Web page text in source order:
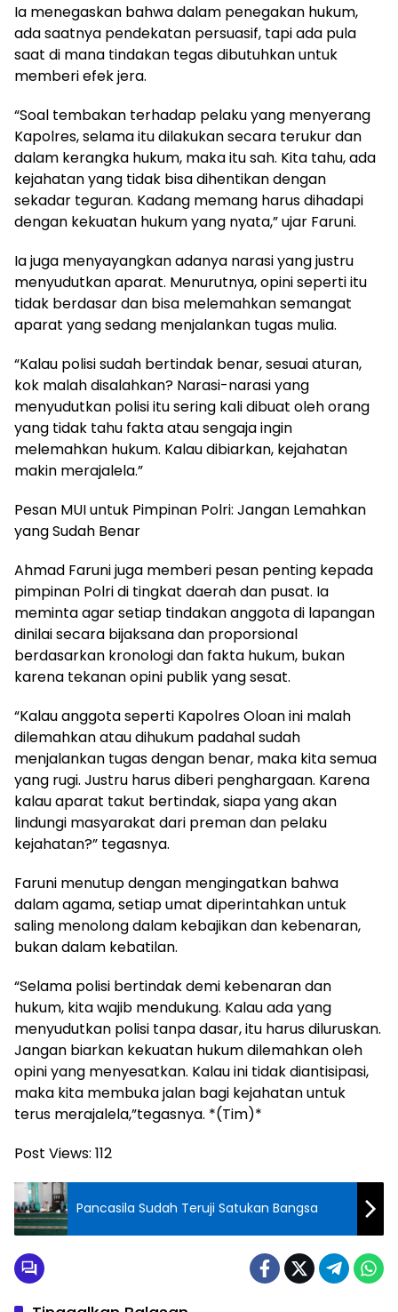
Ia menegaskan bahwa dalam penegakan hukum,
ada saatnya pendekatan persuasif, tapi ada pula
saat di mana tindakan tegas dibutuhkan untuk
memberi efek jera.
“Soal tembakan terhadap pelaku yang menyerang
Kapolres, selama itu dilakukan secara terukur dan
dalam kerangka hukum, maka itu sah. Kita tahu, ada
kejahatan yang tidak bisa dihentikan dengan
sekadar teguran. Kadang memang harus dihadapi
dengan kekuatan hukum yang nyata,” ujar Faruni.
Ia juga menyayangkan adanya narasi yang justru
menyudutkan aparat. Menurutnya, opini seperti itu
tidak berdasar dan bisa melemahkan semangat
aparat yang sedang menjalankan tugas mulia.
“Kalau polisi sudah bertindak benar, sesuai aturan,
kok malah disalahkan? Narasi-narasi yang
menyudutkan polisi itu sering kali dibuat oleh orang
yang tidak tahu fakta atau sengaja ingin
melemahkan hukum. Kalau dibiarkan, kejahatan
makin merajalela.”
Pesan MUI untuk Pimpinan Polri: Jangan Lemahkan
yang Sudah Benar
Ahmad Faruni juga memberi pesan penting kepada
pimpinan Polri di tingkat daerah dan pusat. Ia
meminta agar setiap tindakan anggota di lapangan
dinilai secara bijaksana dan proporsional
berdasarkan kronologi dan fakta hukum, bukan
karena tekanan opini publik yang sesat.
“Kalau anggota seperti Kapolres Oloan ini malah
dilemahkan atau dihukum padahal sudah
menjalankan tugas dengan benar, maka kita semua
yang rugi. Justru harus diberi penghargaan. Karena
kalau aparat takut bertindak, siapa yang akan
lindungi masyarakat dari preman dan pelaku
kejahatan?” tegasnya.
Faruni menutup dengan mengingatkan bahwa
dalam agama, setiap umat diperintahkan untuk
saling menolong dalam kebajikan dan kebenaran,
bukan dalam kebatilan.
“Selama polisi bertindak demi kebenaran dan
hukum, kita wajib mendukung. Kalau ada yang
menyudutkan polisi tanpa dasar, itu harus diluruskan.
Jangan biarkan kekuatan hukum dilemahkan oleh
opini yang menyesatkan. Kalau ini tidak diantisipasi,
maka kita membuka jalan bagi kejahatan untuk
terus merajalela,”tegasnya. *(Tim)*
Post Views: 112
Pancasila Sudah Teruji Satukan Bangsa